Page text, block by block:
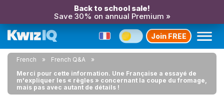
Back to school sale!
Save 30% on annual Premium »
Join FREE
French
French Q&A
Merci pour cette information. Une Française a essayé de
m'expliquer les « règles » concernant la coupe du fromage,
mais pas avec autant de détails !